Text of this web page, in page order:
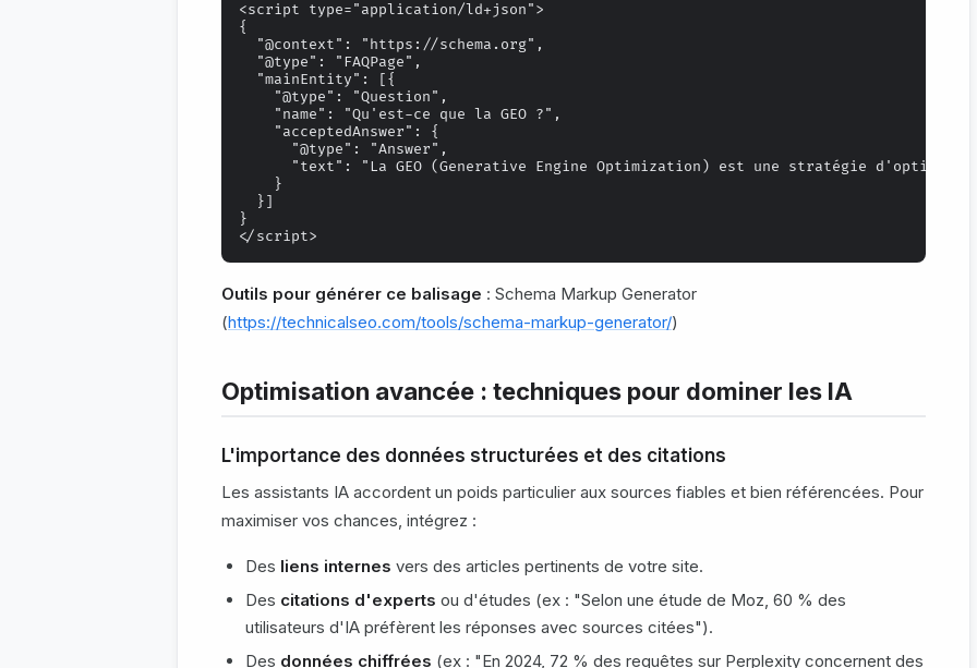
<script type="application/ld+json">
{
  "@context": "https://schema.org",
  "@type": "FAQPage",
  "mainEntity": [{
    "@type": "Question",
    "name": "Qu'est-ce que la GEO ?",
    "acceptedAnswer": {
      "@type": "Answer",
"text": "La GEO (Generative Engine Optimization) est une stratégie
    }
  }]
}
Outils pour générer ce balisage : Schema Markup Generator
(https://technicalseo.com/tools/schema-markup-generator/)
Optimisation avancée : techniques pour dominer les IA
L'importance des données structurées et des citations
Les assistants IA accordent un poids particulier aux sources fiables et bien référencées. Pour
maximiser vos chances, intégrez :
Des liens internes vers des articles pertinents de votre site.
Des citations d'experts ou d'études (ex : "Selon une étude de Moz, 60 % des
utilisateurs d'IA préfèrent les réponses avec sources citées").
Des données chiffrées (ex : "En 2024, 72 % des requêtes sur Perplexity concernent des